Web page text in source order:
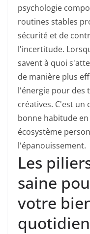
psychologie
routines stables
sécurité et de
l'incertitude.
savent à quoi
de manière plus
l'énergie pour des
créatives. C'est un
bonne habitude
écosystème
l'épanouissement.
Les
saine
votre
quotidien